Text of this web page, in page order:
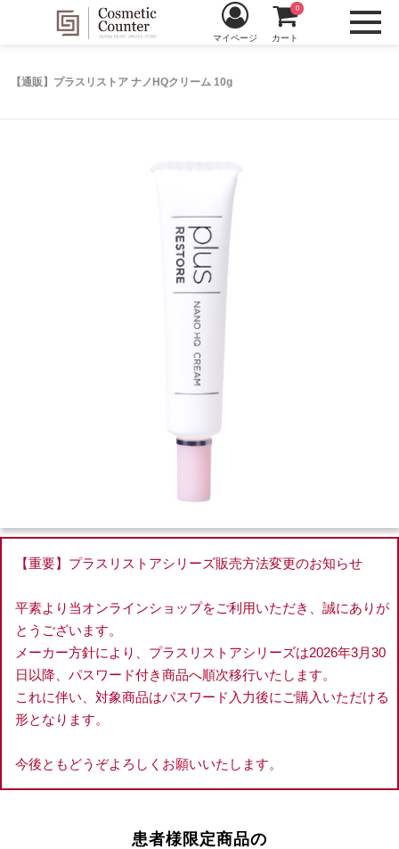
【通販】プラスリストア ナノHQクリーム 10g
マイページ カート
0
【重要】プラスリストアシリーズ販売方法変更のお知らせ
平素より当オンラインショップをご利用いただき、誠にありが
とうございます。
メーカー方針により、プラスリストアシリーズは2026年3月30
日以降、パスワード付き商品へ順次移行いたします。
これに伴い、対象商品はパスワード入力後にご購入いただける
形となります。
今後ともどうぞよろしくお願いいたします。
患者様限定商品の